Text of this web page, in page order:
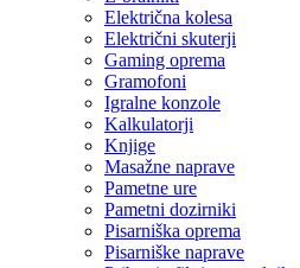
Električna kolesa
Električni skuterji
Gaming oprema
Gramofoni
Igralne konzole
Kalkulatorji
Knjige
Masažne naprave
Pametne ure
Pametni dozirniki
Pisarniška oprema
Pisarniške naprave